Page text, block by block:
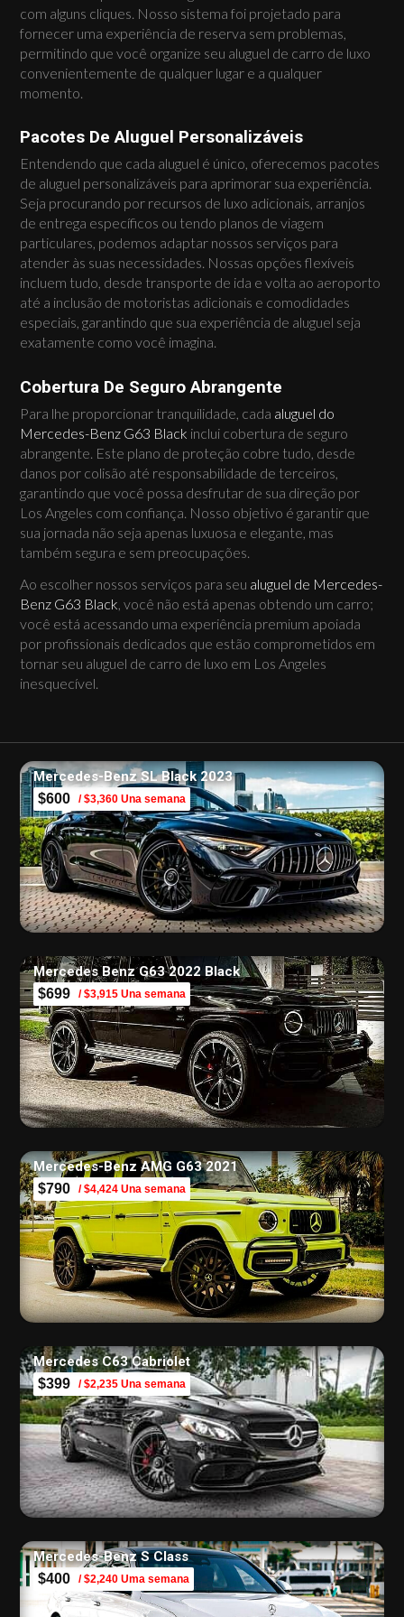
com alguns cliques. Nosso sistema foi projetado para
fornecer uma experiência de reserva sem problemas,
permitindo que você organize seu aluguel de carro de luxo
convenientemente de qualquer lugar e a qualquer
momento.
Pacotes De Aluguel Personalizáveis
Entendendo que cada aluguel é único, oferecemos pacotes
de aluguel personalizáveis para aprimorar sua experiência.
Seja procurando por recursos de luxo adicionais, arranjos
de entrega específicos ou tendo planos de viagem
particulares, podemos adaptar nossos serviços para
atender às suas necessidades. Nossas opções flexíveis
incluem tudo, desde transporte de ida e volta ao aeroporto
até a inclusão de motoristas adicionais e comodidades
especiais, garantindo que sua experiência de aluguel seja
exatamente como você imagina.
Cobertura De Seguro Abrangente
Para lhe proporcionar tranquilidade, cada aluguel do
Mercedes-Benz G63 Black inclui cobertura de seguro
abrangente. Este plano de proteção cobre tudo, desde
danos por colisão até responsabilidade de terceiros,
garantindo que você possa desfrutar de sua direção por
Los Angeles com confiança. Nosso objetivo é garantir que
sua jornada não seja apenas luxuosa e elegante, mas
também segura e sem preocupações.
Ao escolher nossos serviços para seu aluguel de Mercedes-
Benz G63 Black, você não está apenas obtendo um carro;
você está acessando uma experiência premium apoiada
por profissionais dedicados que estão comprometidos em
tornar seu aluguel de carro de luxo em Los Angeles
inesquecível.
Mercedes-Benz SL Black 2023
$600 / $3,360 Una semana
Mercedes Benz G63 2022 Black
$699 / $3,915 Una semana
Mercedes-Benz AMG G63 2021
$790 / $4,424 Una semana
Mercedes C63 Cabriolet
$399 / $2,235 Una semana
Mercedes-Benz S Class
$400 / $2,240 Uma semana